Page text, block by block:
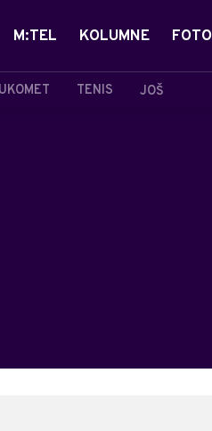
TENIS JOŠ
M:TEL KOLUMNE FOTO